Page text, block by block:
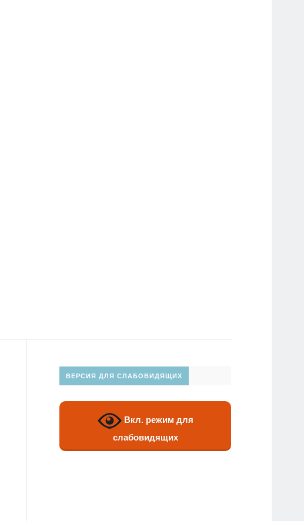
ВЕРСИЯ ДЛЯ СЛАБОВИДЯЩИХ
Вкл. режим для
слабовидящих